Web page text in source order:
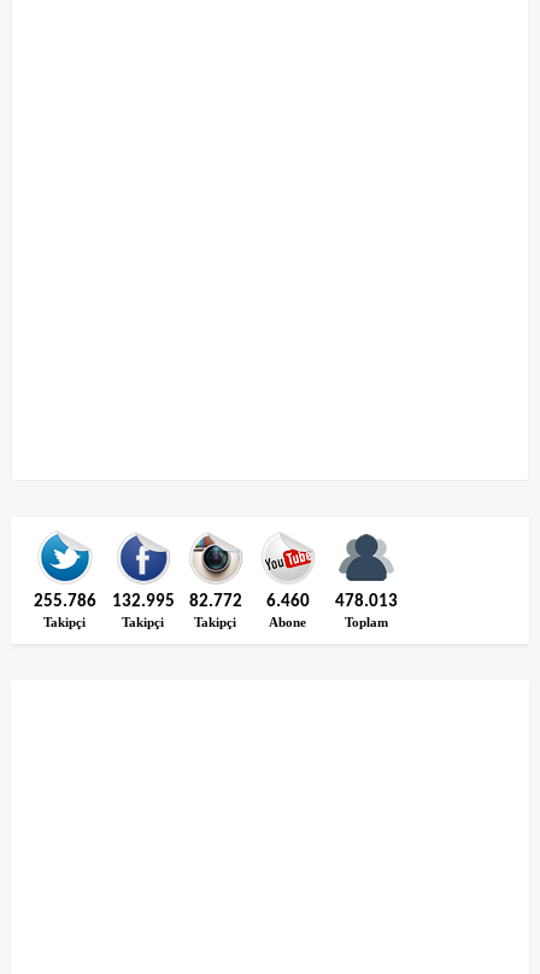
255.786
Takipçi
132.995
Takipçi
82.772
Takipçi
6.460
Abone
478.013
Toplam